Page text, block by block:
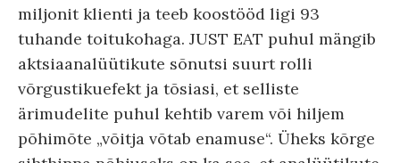
miljonit klienti ja teeb koostööd ligi 93
tuhande toitukohaga. JUST EAT puhul mängib
aktsiaanalüütikute sõnutsi suurt rolli
võrgustikuefekt ja tõsiasi, et selliste
ärimudelite puhul kehtib varem või hiljem
põhimõte „võitja võtab enamuse“. Üheks kõrge